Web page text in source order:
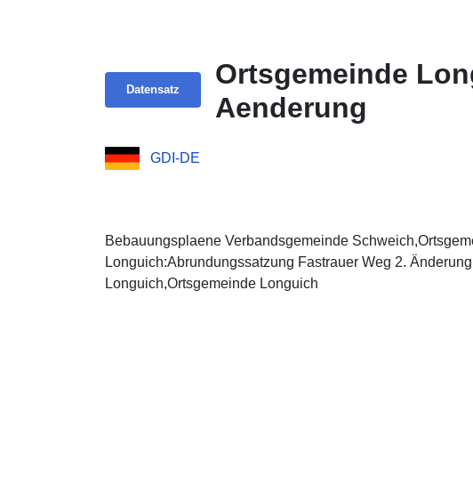
Datensatz
Ortsgemeinde
Aenderung
GDI-DE
Bebauungsplaene Verbandsgemeinde
Longuich:Abrundungssatzung Fastrauer Weg 2.
Longuich,Ortsgemeinde Longuich